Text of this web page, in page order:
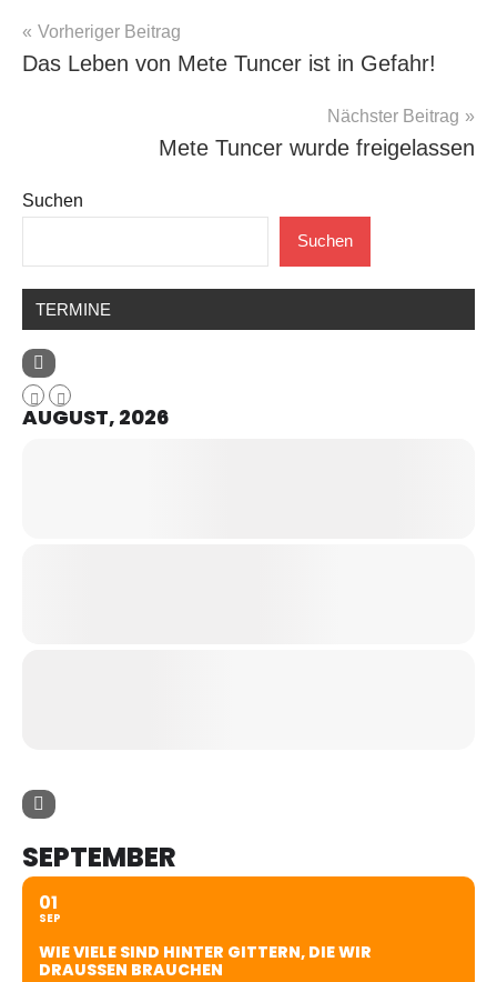
Beitragsnavigation
Vorheriger Beitrag
Das Leben von Mete Tuncer ist in Gefahr!
Nächster Beitrag
Mete Tuncer wurde freigelassen
Suchen
Suchen
TERMINE
AUGUST, 2026
SEPTEMBER
01
SEP
WIE VIELE SIND HINTER GITTERN, DIE WIR
DRAUSSEN BRAUCHEN